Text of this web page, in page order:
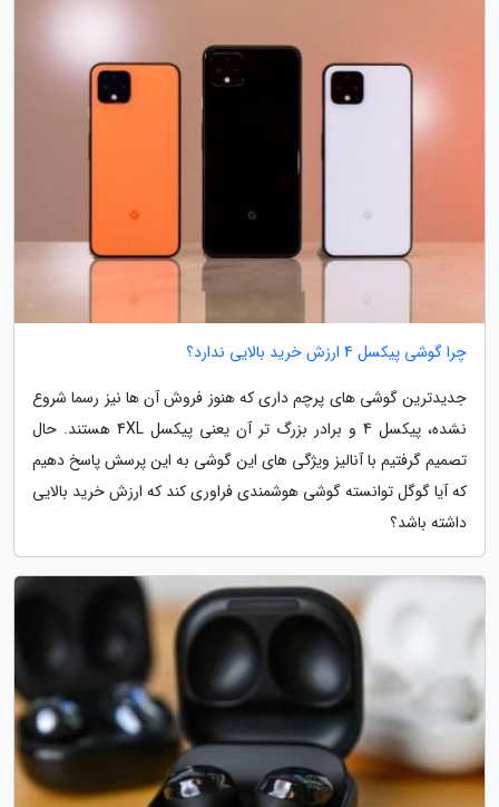
چرا گوشی پیکسل 4 ارزش خرید بالایی ندارد؟
جدیدترین گوشی های پرچم داری که هنوز فروش آن ها نیز رسما شروع
نشده، پیکسل 4 و برادر بزرگ تر آن یعنی پیکسل 4XL هستند. حال
تصمیم گرفتیم با آنالیز ویژگی های این گوشی به این پرسش پاسخ دهیم
که آیا گوگل توانسته گوشی هوشمندی فراوری کند که ارزش خرید بالایی
داشته باشد؟